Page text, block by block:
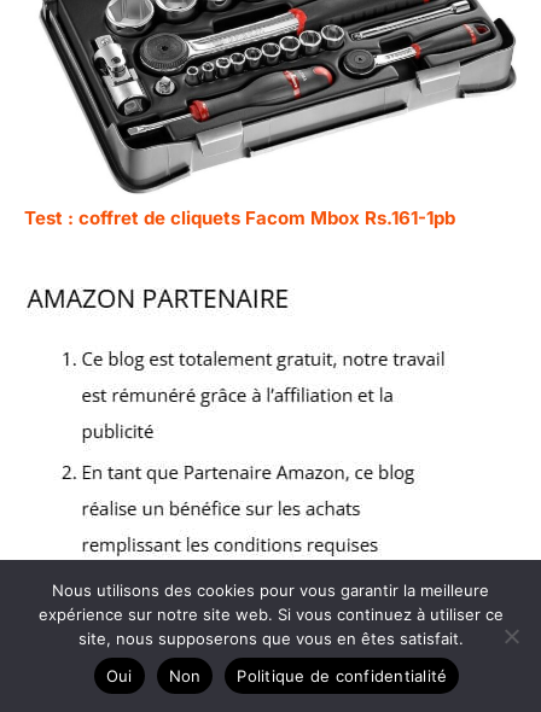
Test : coffret de cliquets Facom Mbox Rs.161-1pb
Nous utilisons des cookies pour vous garantir la meilleure
expérience sur notre site web. Si vous continuez à utiliser ce
site, nous supposerons que vous en êtes satisfait.
Oui
Non Politique de confidentialité